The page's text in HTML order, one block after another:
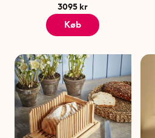
3095 kr
Køb